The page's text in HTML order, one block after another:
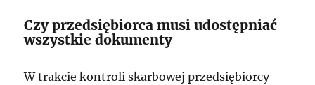
Czy przedsiębiorca musi udostępniać
wszystkie dokumenty
W trakcie kontroli skarbowej przedsiębiorcy